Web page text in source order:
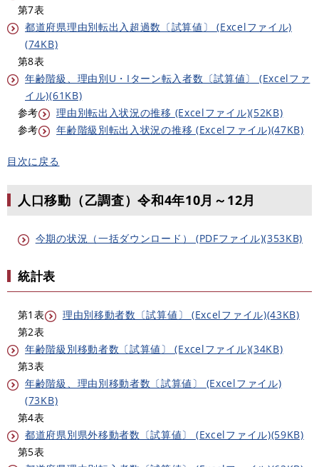
第7表
都道府県理由別転出入超過数〔試算値〕 (Excelファイル)
(74KB)
第8表
年齢階級、理由別U・Iターン転入者数〔試算値〕 (Excelファ
イル)(61KB)
参考
理由別転出入状況の推移 (Excelファイル)(52KB)
参考
年齢階級別転出入状況の推移 (Excelファイル)(47KB)
目次に戻る
人口移動（乙調査）令和4年10月～12月
今期の状況（一括ダウンロード） (PDFファイル)(353KB)
統計表
第1表
理由別移動者数〔試算値〕 (Excelファイル)(43KB)
第2表
年齢階級別移動者数〔試算値〕 (Excelファイル)(34KB)
第3表
年齢階級、理由別移動者数〔試算値〕 (Excelファイル)
(73KB)
第4表
都道府県別県外移動者数〔試算値〕 (Excelファイル)(59KB)
第5表